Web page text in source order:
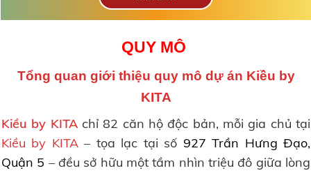
QUY MÔ
Tổng quan giới thiệu quy mô dự án Kiều by
KITA
Kiều by KITAchỉ 82 căn hộ độc bản, mỗi gia chủ tại
Kiều by KITA– tọa lạc tại số 927 Trần Hưng Đạo,
Quận 5 – đều sở hữu một tầm nhìn triệu đô giữa lòng